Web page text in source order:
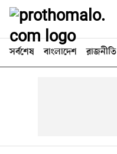
সর্বশেষ বাংলাদেশ রাজনীতি